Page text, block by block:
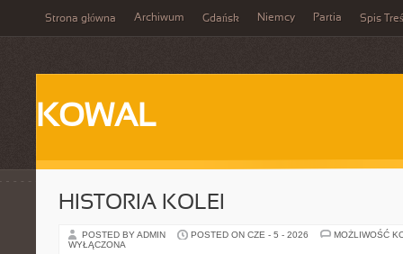
Strona główna Archiwum Gdańsk Niemcy Partia Spis
KOWAL
HISTORIA KOLEI
POSTED BY ADMIN POSTED ON CZE - 5 - 2026
MOŻLIWOŚĆ
WYŁĄCZONA